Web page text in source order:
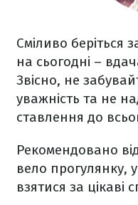
Сміливо беріться
на сьогодні –
Звісно, не
уважність та не
ставлення до
Рекомендовано
вело прогулянку,
взятися за цікаві